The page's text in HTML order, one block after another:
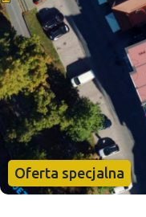
Oferta specjalna